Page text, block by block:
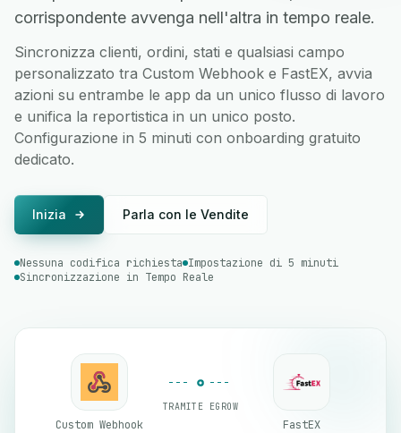
corrispondente avvenga nell'altra in tempo reale.
Sincronizza clienti, ordini, stati e qualsiasi campo
personalizzato tra Custom Webhook e FastEX, avvia
azioni su entrambe le app da un unico flusso di lavoro
e unifica la reportistica in un unico posto.
Configurazione in 5 minuti con onboarding gratuito
dedicato.
Inizia Parla con le Vendite
Nessuna codifica richiesta Impostazione di 5 minuti
Sincronizzazione in Tempo Reale
Custom Webhook
TRAMITE EGROW
FastEX